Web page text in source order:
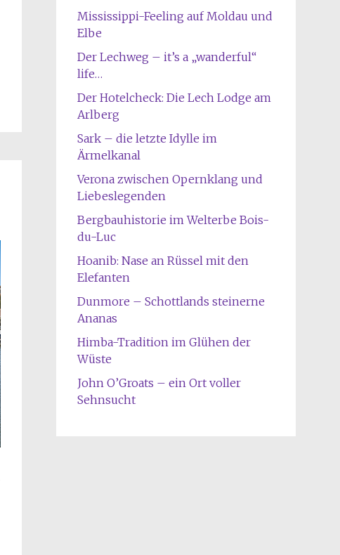
Mississippi-Feeling auf Moldau und
Elbe
Der Lechweg – it’s a „wanderful“
life…
Der Hotelcheck: Die Lech Lodge am
Arlberg
Sark – die letzte Idylle im
Ärmelkanal
Verona zwischen Opernklang und
Liebeslegenden
Bergbauhistorie im Welterbe Bois-
du-Luc
Hoanib: Nase an Rüssel mit den
Elefanten
Dunmore – Schottlands steinerne
Ananas
Himba-Tradition im Glühen der
Wüste
John O’Groats – ein Ort voller
Sehnsucht